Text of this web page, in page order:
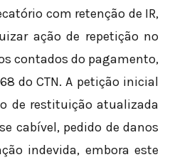
com retenção de IR,
ação de repetição no
contados do pagamento,
do CTN. A petição inicial
de restituição atualizada
cabível, pedido de danos
indevida, embora este